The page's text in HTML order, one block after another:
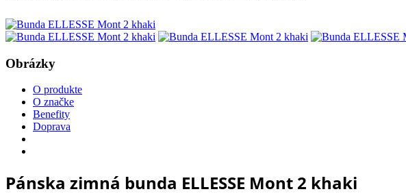
Obrázky
O produkte
O značke
Benefity
Doprava
Pánska zimná bunda ELLESSE Mont 2 khaki